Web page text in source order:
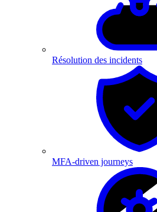
Résolution des incidents
MFA-driven journeys